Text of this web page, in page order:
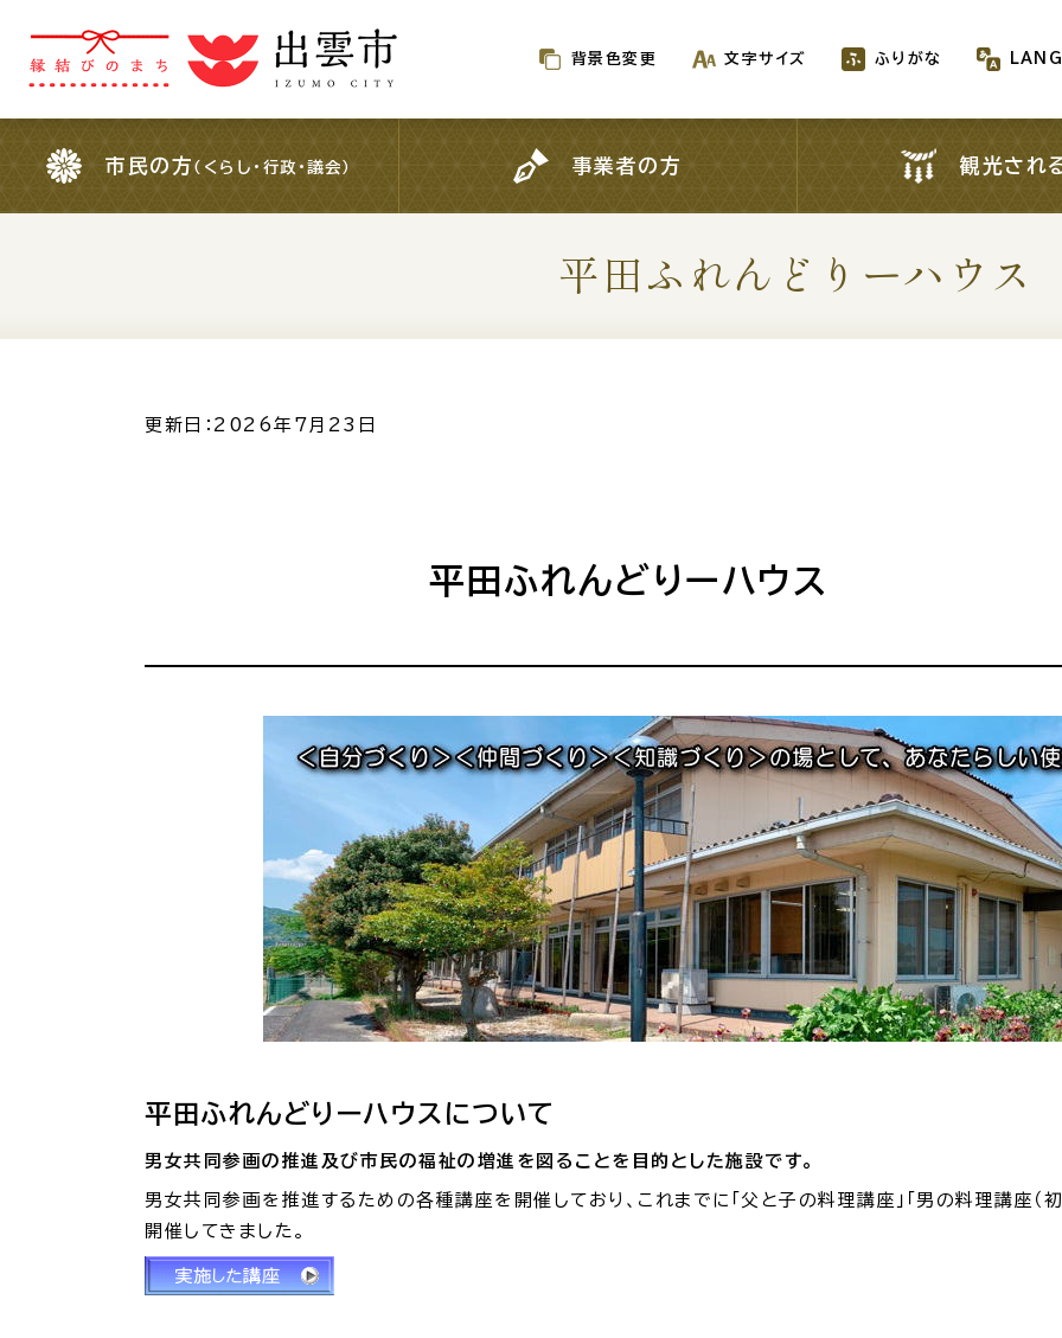
背景色変更 文字サイズ ふりがな
背景色変更 文字サイズ ふりがな
新着情報一覧
就職・転職・退職 高齢者・介護 病気
から探す
届出・手続・申請 税金 ごみ・
市民の方 （くらし・行政・議会） 事業者の方 観光され
平田ふれんどりーハウス
更新日：2026年7月23日
平田ふれんどりーハウス
平田ふれんどりーハウスについて
男女共同参画の推進及び市民の福祉の増進を図ることを目的とした施設です。
男女共同参画を推進するための各種講座を開催しており、これまでに「父と子の料理講座」「男の料理講座（
開催してきました。